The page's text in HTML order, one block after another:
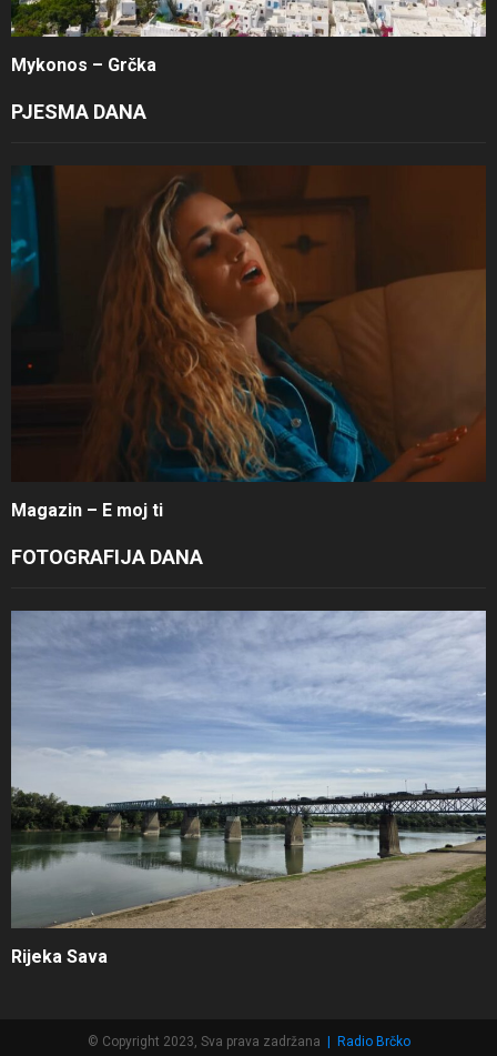
Mykonos – Grčka
PJESMA DANA
Magazin – E moj ti
FOTOGRAFIJA DANA
Rijeka Sava
© Copyright 2023, Sva prava zadržana | Radio Brčko